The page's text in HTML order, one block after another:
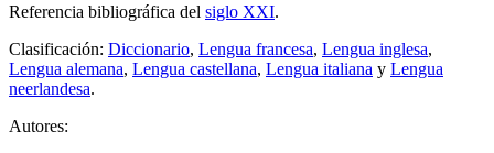
Referencia bibliográfica del siglo XXI.
Clasificación: Diccionario, Lengua francesa, Lengua inglesa,
Lengua alemana, Lengua castellana, Lengua italiana y Lengua
neerlandesa.
Autores: